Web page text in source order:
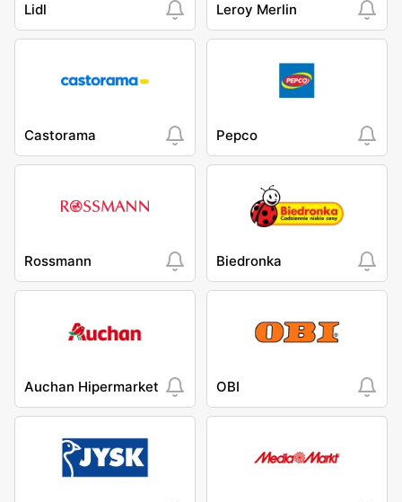
Lidl Leroy Merlin
Castorama Pepco
Rossmann Biedronka
Auchan Hipermarket OBI